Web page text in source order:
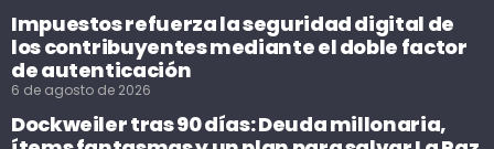
Impuestos refuerza la seguridad digital de
los contribuyentes mediante el doble factor
de autenticación
6 de agosto de 2026
Dockweiler tras 90 días: Deuda millonaria,